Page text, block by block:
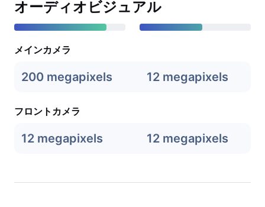
オーディオビジュアル
メインカメラ
200 megapixels 12 megapixels
フロントカメラ
12 megapixels 12 megapixels